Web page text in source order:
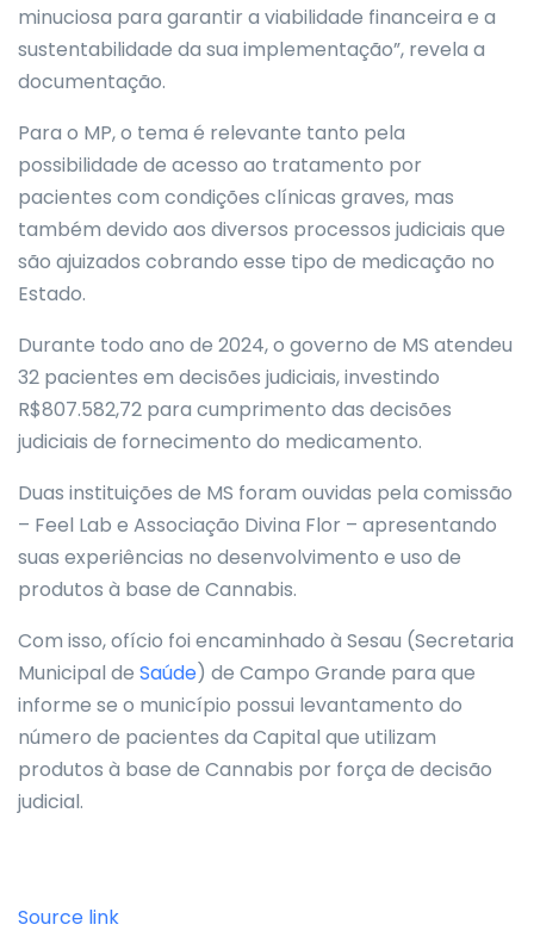
minuciosa para garantir a viabilidade financeira e a
sustentabilidade da sua implementação”, revela a
documentação.
Para o MP, o tema é relevante tanto pela
possibilidade de acesso ao tratamento por
pacientes com condições clínicas graves, mas
também devido aos diversos processos judiciais que
são ajuizados cobrando esse tipo de medicação no
Estado.
Durante todo ano de 2024, o governo de MS atendeu
32 pacientes em decisões judiciais, investindo
R$807.582,72 para cumprimento das decisões
judiciais de fornecimento do medicamento.
Duas instituições de MS foram ouvidas pela comissão
– Feel Lab e Associação Divina Flor – apresentando
suas experiências no desenvolvimento e uso de
produtos à base de Cannabis.
Com isso, ofício foi encaminhado à Sesau (Secretaria
Municipal de Saúde) de Campo Grande para que
informe se o município possui levantamento do
número de pacientes da Capital que utilizam
produtos à base de Cannabis por força de decisão
judicial.
Source link